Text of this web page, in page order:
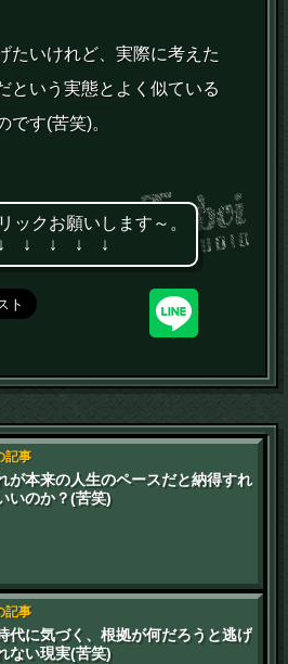
たいけれど、実際に考えた
という実態とよく似ている
です(苦笑)。
ックお願いします～。
↓ ↓ ↓ ↓
記事
が本来の人生のペースだと納得すれ
いのか？(苦笑)
記事
代に気づく、根拠が何だろうと逃げ
ない現実(苦笑)